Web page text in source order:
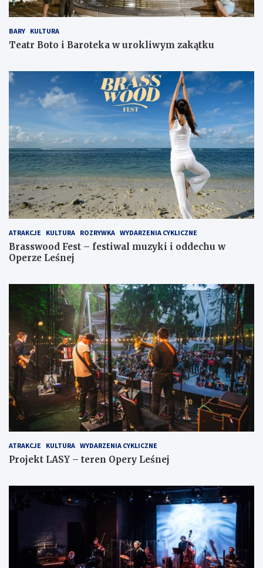
BARY KULTURA
Teatr Boto i Baroteka w urokliwym zakątku
ATRAKCJE KULTURA ROZRYWKA WYDARZENIA CYKLICZNE
Brasswood Fest – festiwal muzyki i oddechu w
Operze Leśnej
ATRAKCJE KULTURA WYDARZENIA CYKLICZNE
Projekt LASY – teren Opery Leśnej